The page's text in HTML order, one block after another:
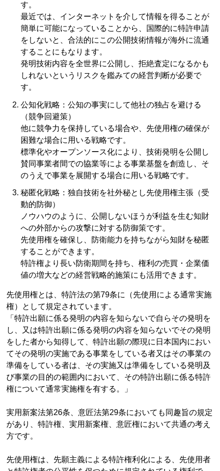
す。
最近では、インターネットを介して情報を得ることが
簡単に可能になっていることから、国際的に特許申請
をしないと、合法的にこの公開技術情報が海外に流通
することにもなります。
発明技術内容を全世界に公開し、拒絶査定になるかも
しれないというリスクを鑑みての経営判断が必要で
す。
公知化戦略：公知の事実にして他社の独占を避ける
（競争回避策）
他に競争力を保持している場合や、先使用権の確保が
困難な場合に用いる戦略です。
標準化やオープンソース化により、技術発明を公開し
賛同事業者間での協業等による事業基盤を創造し、そ
のうえで事業を展開する場合に用いる戦略です。
秘匿化戦略：独自技術を社外秘とし先使用権主張（受
動的防御）
ノウハウのように、公開しないほうが利益を生む知財
への外部からの攻撃に対する防御策です。
先使用権を確保し、防衛能力を持ちながら知財を秘匿
することができます。
特許権より長い防衛期間を持ち、権利の売買・企業価
値の増大などの経営戦略的施策にも活用できます。
先使用権とは、特許法の第79条に（先使用による通常実施
権）として規定されています。
「特許出願に係る発明の内容を知らないで自らその発明を
し、又は特許出願に係る発明の内容を知らないでその発明
をした者から知得して、特許出願の際現に日本国内におい
てその発明の実施である事業をしている者又はその事業の
準備をしている者は、その実施又は準備をしている発明及
び事業の目的の範囲内において、その特許出願に係る特許
権について通常実施権を有する。」
実用新案法第26条、意匠法第29条においても同趣旨の規定
があり、特許権、実用新案権、意匠権において共通の考え
方です。
先使用権は、先願主義による特許権利化による、先使用者